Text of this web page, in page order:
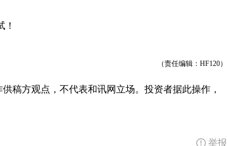
（责任编辑：HF120）
稿方观点，不代表和讯网立场。投资者据此操作，
举报